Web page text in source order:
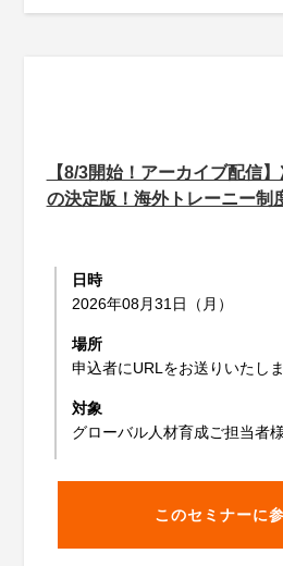
【8/3開始！アーカイブ配信
の決定版！海外トレーニー制
日時
2026年08月31日（月）
場所
申込者にURLをお送りいたし
対象
グローバル人材育成ご担当者様
このセミナーに